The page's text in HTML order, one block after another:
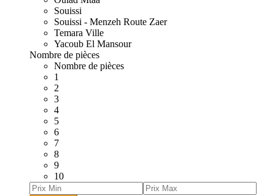
Souissi
Souissi - Menzeh Route Zaer
Temara Ville
Yacoub El Mansour
Nombre de pièces
Nombre de pièces
1
2
3
4
5
6
7
8
9
10